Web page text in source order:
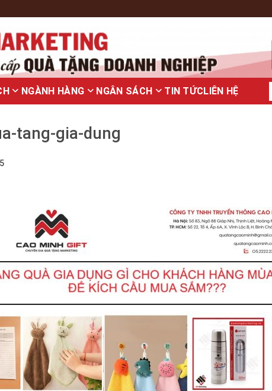
NGÀNH HÀNG NGÂN SÁCH TIN TỨCLIÊN HỆ
tang-gia-dung